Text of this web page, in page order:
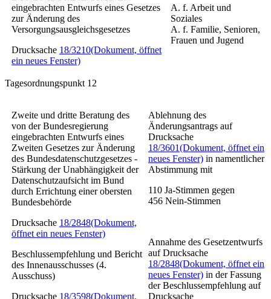
eingebrachten Entwurfs eines Gesetzes
zur Änderung des
Versorgungsausgleichsgesetzes
Drucksache 18/3210(Dokument, öffnet
ein neues Fenster)
A. f. Arbeit und
Soziales
A. f. Familie, Senioren,
Frauen und Jugend
Tagesordnungspunkt 12
Zweite und dritte Beratung des
von der Bundesregierung
eingebrachten Entwurfs eines
Zweiten Gesetzes zur Änderung
des Bundesdatenschutzgesetzes -
Stärkung der Unabhängigkeit der
Datenschutzaufsicht im Bund
durch Errichtung einer obersten
Bundesbehörde
Drucksache 18/2848(Dokument,
öffnet ein neues Fenster)
Beschlussempfehlung und Bericht
des Innenausschusses (4.
Ausschuss)
Drucksache 18/3598(Dokument,
Ablehnung des
Änderungsantrags auf
Drucksache
18/3601(Dokument, öffnet ein
neues Fenster) in namentlicher
Abstimmung mit
110 Ja-Stimmen gegen
456 Nein-Stimmen
Annahme des Gesetzentwurfs
auf Drucksache
18/2848(Dokument, öffnet ein
neues Fenster) in der Fassung
der Beschlussempfehlung auf
Drucksache